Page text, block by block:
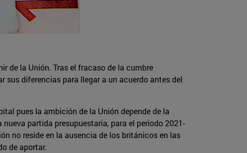
de la Unión. Tras el fracaso de la cumbre
sus diferencias para llegar a un acuerdo antes del
pues la ambición de la Unión depende de la
partida presupuestaria, para el periodo 2021-
no reside en la ausencia de los británicos en las
de aportar.